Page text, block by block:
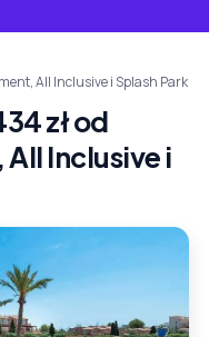
All Inclusive i Splash Park
zł od
Inclusive i